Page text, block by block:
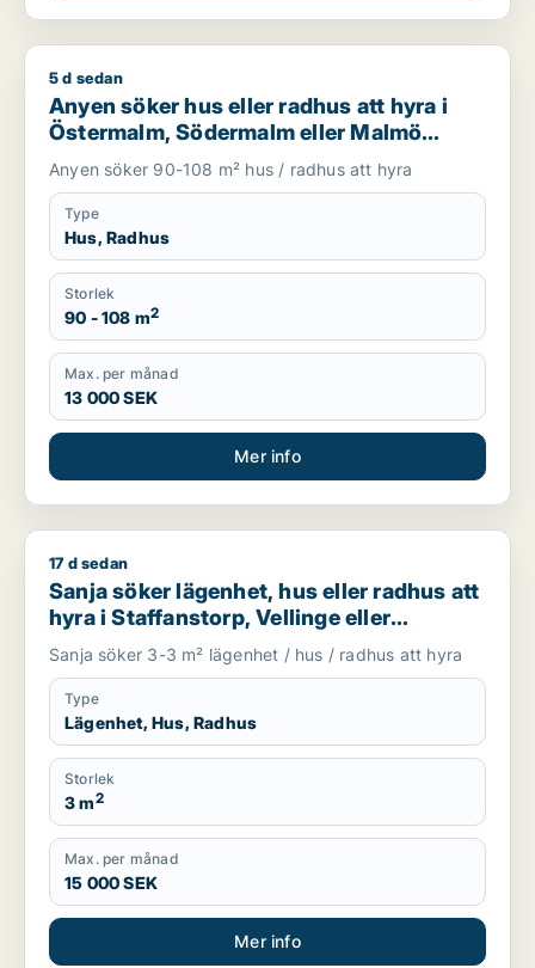
Anyen söker hus eller radhus att hyra i Östermalm,
5 d sedan
Anyen söker hus eller radhus att hyra i
Östermalm, Södermalm eller Malmö
Centrum m.fl.
Anyen söker 90-108 m² hus / radhus att hyra
Type
Hus, Radhus
Storlek
90 - 108 m2
Max. per månad
13 000 SEK
Mer info
Sanja söker lägenhet, hus eller radhus att hyra i
17 d sedan
Sanja söker lägenhet, hus eller radhus att
hyra i Staffanstorp, Vellinge eller
Kävlinge m.fl.
Sanja söker 3-3 m² lägenhet / hus / radhus att hyra
Type
Lägenhet, Hus, Radhus
Storlek
3 m2
Max. per månad
15 000 SEK
Mer info